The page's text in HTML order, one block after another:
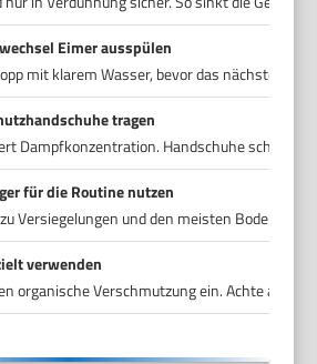
Eimer ausspülen
mit klarem Wasser, bevor das nächste
tragen
Dampfkonzentration. Handschuhe schützen
für die Routine nutzen
Versiegelungen und den meisten
verwenden
organische Verschmutzung ein. Achte auf